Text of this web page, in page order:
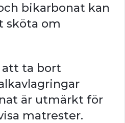
bikarbonat kan
sköta om
att ta bort
är utmärkt för
matrester.